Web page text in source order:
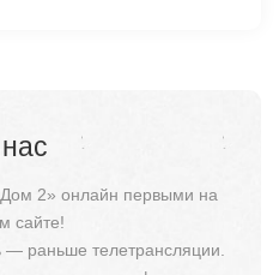
2» онлайн первыми на
сайте!
раньше телетрансляции.